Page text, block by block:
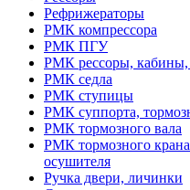
Рефрижераторы
РМК компрессора
РМК ПГУ
РМК рессоры, кабины,
РМК седла
РМК ступицы
РМК суппорта,
РМК тормозного вала
РМК тормозного
осушителя
Ручка двери, личинки